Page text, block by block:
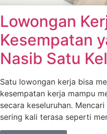
Lowongan
Kesempatan
Nasib Satu
Satu lowongan kerja bisa
kesempatan kerja mampu
secara keseluruhan.
sering kali terasa seperti